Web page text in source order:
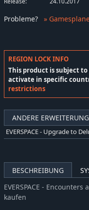
REGION LOCK INFO
This product is subject
activate in specific
restrictions
ANDERE
EVERSPACE - Upgrade to
BESCHREIBUNG
EVERSPACE -
kaufen
Probleme? »